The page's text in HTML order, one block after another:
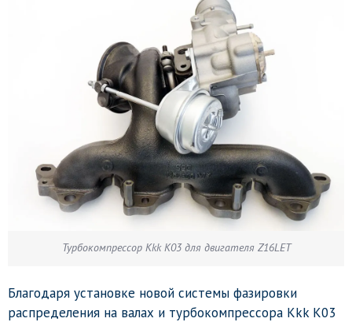
Турбокомпрессор Kkk K03 для двигателя Z16LET
Благодаря установке новой системы фазировки
распределения на валах и турбокомпрессора Kkk K03